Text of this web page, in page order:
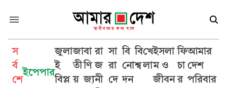
স
র্ব
শে
ইপেপার
জুলা
ই
বিপ্ল
জা
তী
য়
বা
ণি
জ্য
রা
জ
নী
সা
রা
দে
বি
নো
দন
বি
শ্ব
খে
লা
ইসলা
ম ও
জীবন
ফি
চা
র
আমার
দেশ
পরিবার